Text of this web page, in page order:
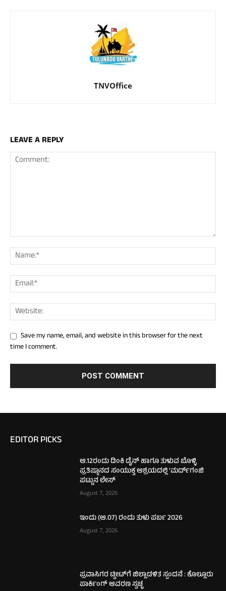
TNVOffice
LEAVE A REPLY
Save my name, email, and website in this browser for the next
time I comment.
EDITOR PICKS
ಆ.12ರಂದು ಡಿಂಕಿ ಡೈನ್ ಹಾಗೂ ತುಳುವ ಬೊಳ್ಳಿ
ಪ್ರತಿಷ್ಠಾನದ ಸಂಯುಕ್ತ ಆಶ್ರಯದಲ್ಲಿ ‘ಮರ್ದ್‌ಗಂಜಿ
ಪಟ್ಟುನ ಲೇಸ್‌
August 7, 2026
ಇಂದು (ಆ.07) ರಂದು ತುಳು ಪರ್ಬ 2026
August 7, 2026
ಪ್ರವಾಸಿಗರ ಟ್ವೀಟ್‌ಗೆ ಜಿಲ್ಲಾಡಳಿತ ಸ್ಪಂದನೆ : ಕೊಲ್ಲೂರು
ಪಾರ್ಕಿಂಗ್​ ಆವರಣ ಸ್ವಚ್ಛ